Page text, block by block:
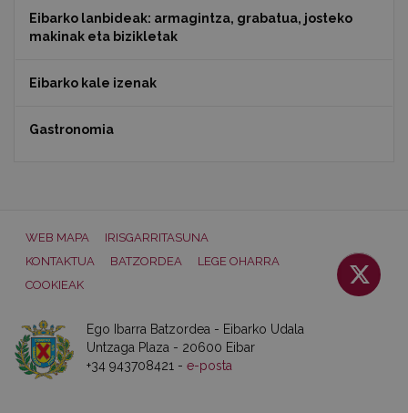
Eibarko lanbideak: armagintza, grabatua, josteko
makinak eta bizikletak
Eibarko kale izenak
Gastronomia
WEB MAPA
IRISGARRITASUNA
KONTAKTUA
BATZORDEA
LEGE OHARRA
COOKIEAK
Ego Ibarra Batzordea - Eibarko Udala
Untzaga Plaza - 20600 Eibar
+34 943708421 - e-posta